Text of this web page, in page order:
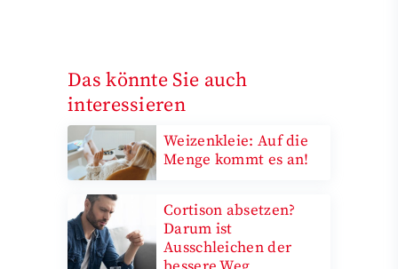
Das könnte Sie auch
interessieren
Weizenkleie: Auf die
Menge kommt es an!
Cortison absetzen?
Darum ist
Ausschleichen der